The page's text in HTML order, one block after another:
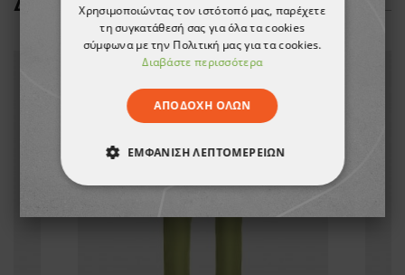
Χρησιμοποιώντας τον ιστότοπό μας, παρέχετε
τη συγκατάθεσή σας για όλα τα cookies
σύμφωνα με την Πολιτική μας για τα cookies.
Διαβάστε περισσότερα
ΑΠΟΔΟΧΉ ΌΛΩΝ
ΕΜΦΆΝΙΣΗ ΛΕΠΤΟΜΕΡΕΙΏΝ
ΑΠΟΛΎΤΩΣ ΑΠΑΡΑΊΤΗΤΑ